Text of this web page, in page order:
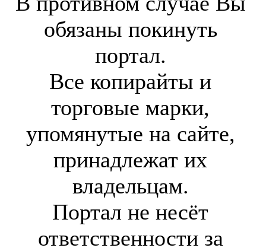
обязаны покинуть
портал.
Все копирайты и
торговые марки,
упомянутые на сайте,
принадлежат их
владельцам.
Портал не несёт
ответственности за